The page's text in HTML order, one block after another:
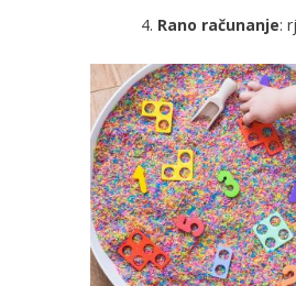
Rano računanje: